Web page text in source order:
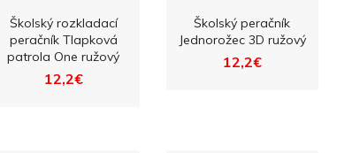
Školský rozkladací
peračník Tlapková
patrola One ružový
12,2€
Školský peračník
Jednorožec 3D ružový
12,2€